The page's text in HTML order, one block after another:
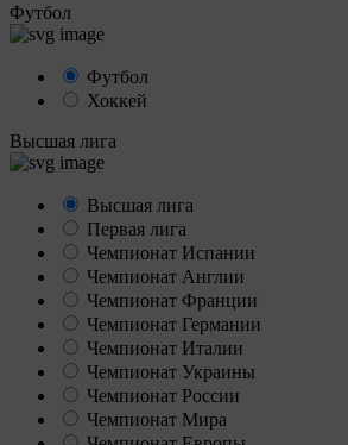
Футбол
Футбол
Хоккей
Высшая лига
Высшая лига
Первая лига
Чемпионат Испании
Чемпионат Англии
Чемпионат Франции
Чемпионат Германии
Чемпионат Италии
Чемпионат Украины
Чемпионат России
Чемпионат Мира